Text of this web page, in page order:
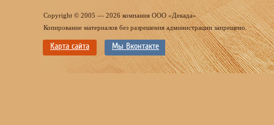
Copyright © 2005 — 2026 компания ООО «Декада»
Копирование материалов без разрешения администрации запрещено.
Карта сайта Мы Вконтакте